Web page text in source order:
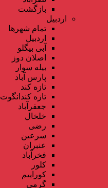
بازگشت
اردبیل
تمام شهر‌ها
اردبیل
آبی بیگلو
اصلان دوز
بیله سوار
پارس آباد
تازه کند
تازه کندانگوت
جعفرآباد
خلخال
رضی
سرعین
عنبران
فخرآباد
کلور
کوراییم
گرمی